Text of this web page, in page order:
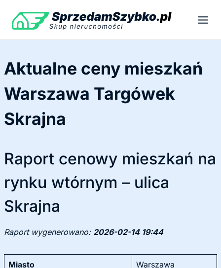
treści
Aktualne ceny mieszkań
Warszawa Targówek
Skrajna
Raport cenowy mieszkań na
rynku wtórnym – ulica
Skrajna
Raport wygenerowano: 2026-02-14 19:44
Miasto Warszawa